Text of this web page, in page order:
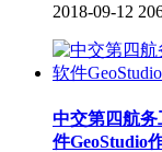
2018-09-12
中交第四航
件GeoStudio